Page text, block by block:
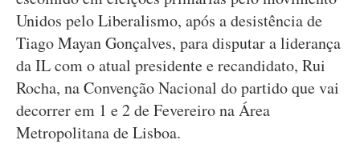
Unidos pelo Liberalismo, após a desistência de
Tiago Mayan Gonçalves, para disputar a liderança
da IL com o atual presidente e recandidato, Rui
Rocha, na Convenção Nacional do partido que vai
decorrer em 1 e 2 de Fevereiro na Área
Metropolitana de Lisboa.